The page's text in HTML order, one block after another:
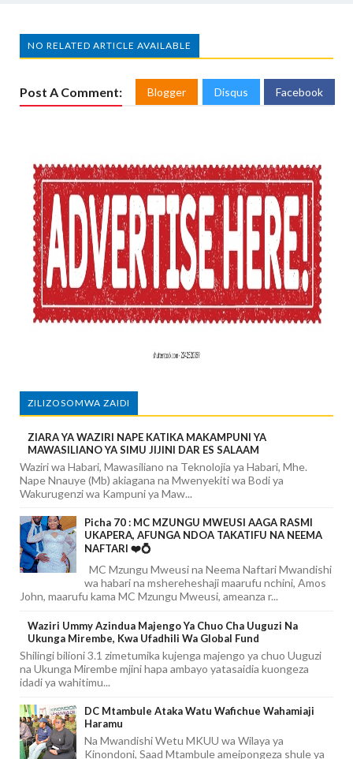
NO RELATED ARTICLE AVAILABLE
Post A Comment: Blogger Disqus Facebook
ZILIZOSOMWA ZAIDI
ZIARA YA WAZIRI NAPE KATIKA MAKAMPUNI YA
MAWASILIANO YA SIMU JIJINI DAR ES SALAAM
Waziri wa Habari, Mawasiliano na Teknolojia ya Habari, Mhe.
Nape Nnauye (Mb) akiagana na Mwenyekiti wa Bodi ya
Wakurugenzi wa Kampuni ya Maw...
Picha 70 : MC MZUNGU MWEUSI AAGA RASMI
UKAPERA, AFUNGA NDOA TAKATIFU NA NEEMA
NAFTARI ❤️💍
MC Mzungu Mweusi na Neema Naftari Mwandishi
wa habari na mshereheshaji maarufu nchini, Amos
John, maarufu kama MC Mzungu Mweusi, ameanza r...
Waziri Ummy Azindua Majengo Ya Chuo Cha Uuguzi Na
Ukunga Mirembe, Kwa Ufadhili Wa Global Fund
Shilingi bilioni 3.1 zimetumika kujenga majengo ya chuo Uuguzi
na Ukunga Mirembe mjini hapa ambayo yatasaidia kuongeza
idadi ya wahitimu...
DC Mtambule Ataka Watu Wafichue Wahamiaji
Haramu
Na Mwandishi Wetu MKUU wa Wilaya ya
Kinondoni, Saad Mtambule ameipongeza shule ya